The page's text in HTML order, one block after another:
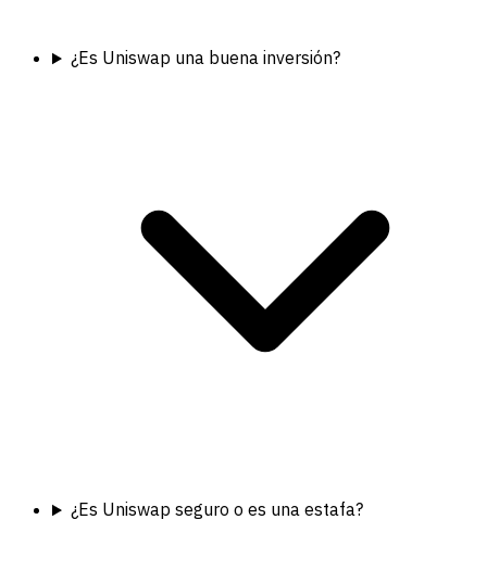
¿Es Uniswap una buena inversión?
¿Es Uniswap seguro o es una estafa?